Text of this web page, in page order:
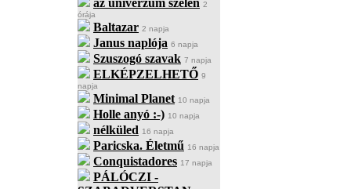
az univerzum szélén 2
órája
Baltazar 2 napja
Janus naplója 6 napja
Szuszogó szavak 7 napja
ELKÉPZELHETŐ 9
napja
Minimal Planet 10 napja
Holle anyó :-) 10 napja
nélküled 16 napja
Paricska. Életmű 16 napja
Conquistadores 17 napja
PÁLÓCZI -